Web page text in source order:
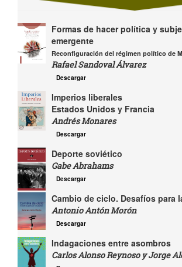
Formas de hacer política y
emergente
Reconfiguración del régimen político de
Rafael Sandoval Álvarez
Descargar
Imperios liberales
Estados Unidos y Francia
Andrés Monares
Descargar
Deporte soviético
Gabe Abrahams
Descargar
Cambio de ciclo. Desafíos para
Antonio Antón Morón
Descargar
Indagaciones entre asombros
Carlos Alonso Reynoso y Jorge